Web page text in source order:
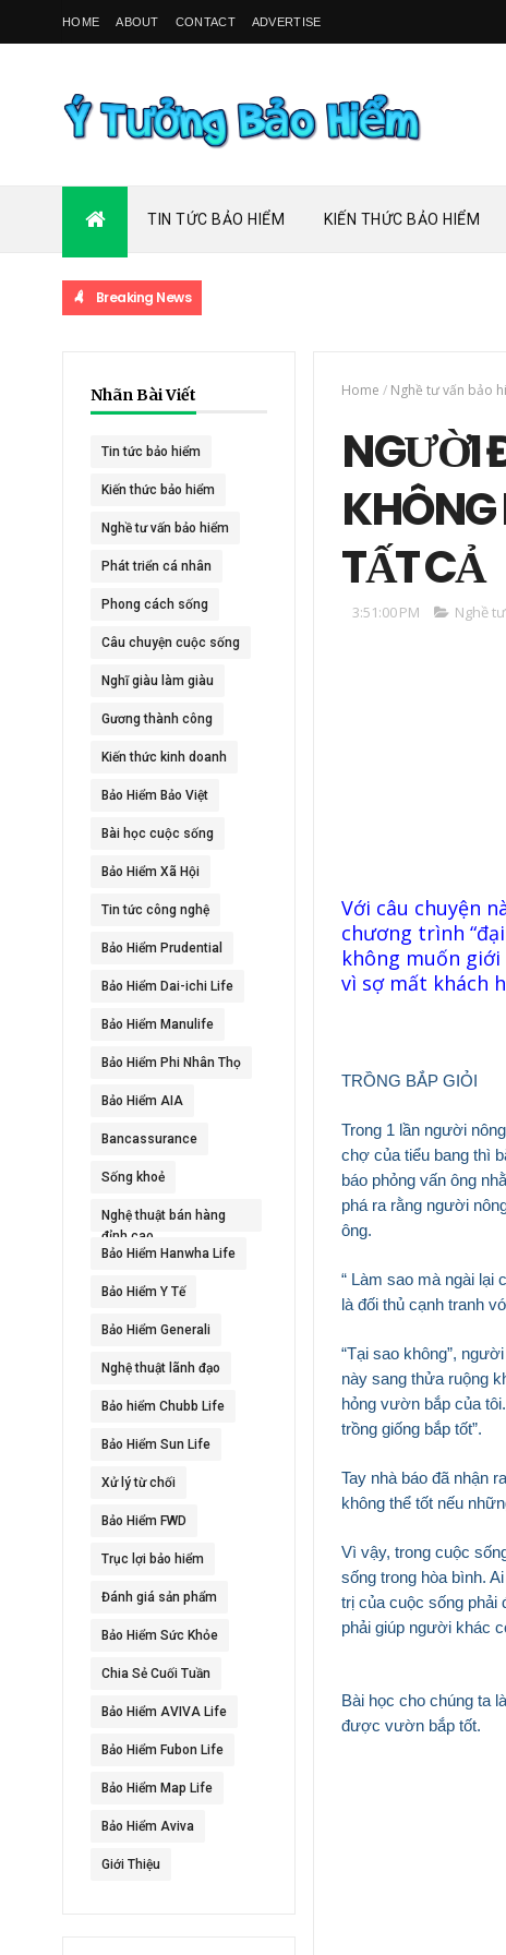
HOME ABOUT CONTACT ADVERTISE
TIN TỨC BẢO HIỂM KIẾN THỨC BẢO HIỂM
Breaking News
Nhãn Bài Viết
Tin tức bảo hiểm
Kiến thức bảo hiểm
Nghề tư vấn bảo hiểm
Phát triển cá nhân
Phong cách sống
Câu chuyện cuộc sống
Nghĩ giàu làm giàu
Gương thành công
Kiến thức kinh doanh
Bảo Hiểm Bảo Việt
Bài học cuộc sống
Bảo Hiểm Xã Hội
Tin tức công nghệ
Bảo Hiểm Prudential
Bảo Hiểm Dai-ichi Life
Bảo Hiểm Manulife
Bảo Hiểm Phi Nhân Thọ
Bảo Hiểm AIA
Bancassurance
Sống khoẻ
Nghệ thuật bán hàng
đỉnh cao
Bảo Hiểm Hanwha Life
Bảo Hiểm Y Tế
Bảo Hiểm Generali
Nghệ thuật lãnh đạo
Bảo hiểm Chubb Life
Bảo Hiểm Sun Life
Xử lý từ chối
Bảo Hiểm FWD
Trục lợi bảo hiểm
Đánh giá sản phẩm
Bảo Hiểm Sức Khỏe
Chia Sẻ Cuối Tuần
Bảo Hiểm AVIVA Life
Bảo Hiểm Fubon Life
Bảo Hiểm Map Life
Bảo Hiểm Aviva
Giới Thiệu
Home / Nghề tư vấn bảo
NGƯỜI
TẤT CẢ
3:51:00 PM Nghề
Với câu chuyện
chương trình
không muốn
vì sợ mất khách
TRỒNG BẮP GIỎI
Trong 1 lần người
chợ của tiểu bang thì
báo phỏng vấn ông
phá ra rằng người
ông.
“ Làm sao mà ngài lại
là đối thủ cạnh tranh
“Tại sao không”,
này sang thửa ruộng
hỏng vườn bắp của
trồng giống bắp tốt”.
Tay nhà báo đã nhận
không thể tốt nếu
Vì vậy, trong cuộc
sống trong hòa bình.
trị của cuộc sống phải
phải giúp người khác
Bài học cho chúng ta
được vườn bắp tốt.